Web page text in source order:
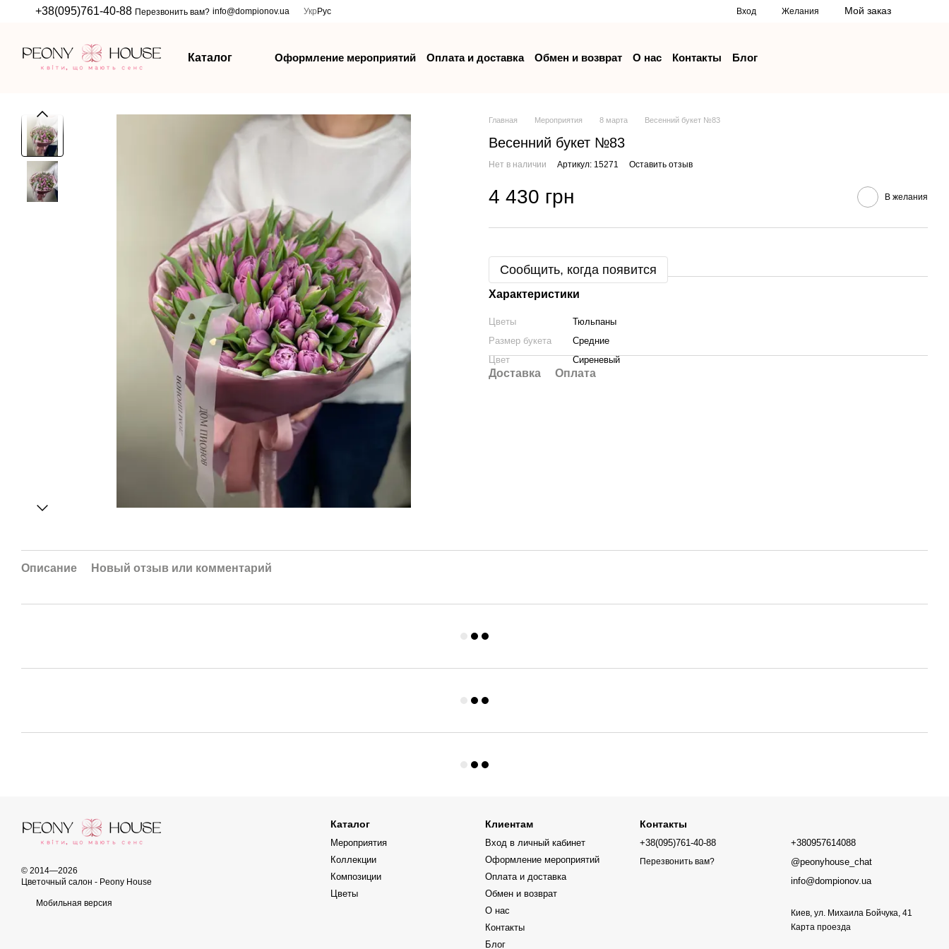
Перейти к основному контенту
+38(095)761-40-88 Перезвонить вам? info@dompionov.ua Укр Рус Вход Желания Мой заказ
Каталог Оформление мероприятий Оплата и доставка Обмен и возврат О нас Контакты Блог
Главная Мероприятия 8 марта Весенний букет №83
Весенний букет №83
Нет в наличии Артикул: 15271 Оставить отзыв
4 430 грн В желания
Сообщить, когда появится
Характеристики
Цветы
Тюльпаны
Размер букета
Средние
Цвет
Сиреневый
Доставка Оплата
Описание Новый отзыв или комментарий
© 2014—2026
Цветочный салон - Peony House
Мобильная версия
Каталог
Мероприятия
Коллекции
Композиции
Цветы
Клиентам
Вход в личный кабинет
Оформление мероприятий
Оплата и доставка
Обмен и возврат
О нас
Контакты
Блог
Контакты
+38(095)761-40-88
Перезвонить вам?
+380957614088
@peonyhouse_chat
info@dompionov.ua
Киев, ул. Михаила Бойчука, 41
Карта проезда